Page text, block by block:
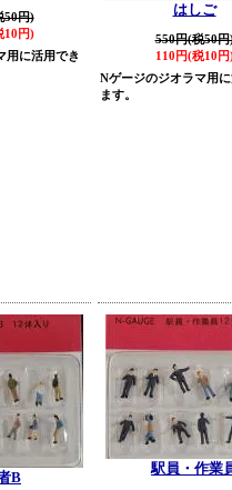
50円)
10円)
用に活用でき
はしご
550円(税50円
110円(税10円
Nゲージのジオラマ用
ます。
B
駅員・作業